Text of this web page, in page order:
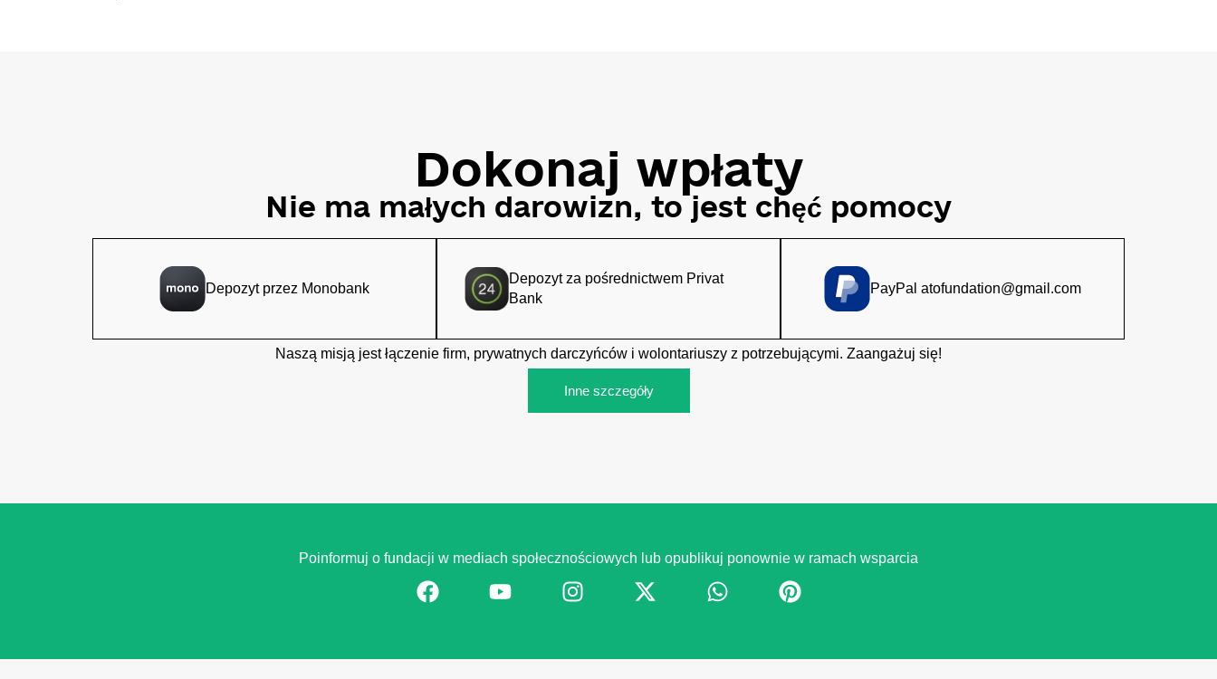
Dokonaj wpłaty
Nie ma małych darowizn, to jest chęć pomocy
Depozyt przez Monobank
Depozyt za pośrednictwem Privat
Bank
PayPal atofundation@gmail.com
Naszą misją jest łączenie firm, prywatnych darczyńców i wolontariuszy z potrzebującymi. Zaangażuj się!
Inne szczegóły
Poinformuj o fundacji w mediach społecznościowych lub opublikuj ponownie w ramach wsparcia